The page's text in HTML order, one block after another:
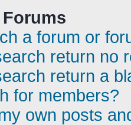
a forum or
return no
return a
for members?
own posts